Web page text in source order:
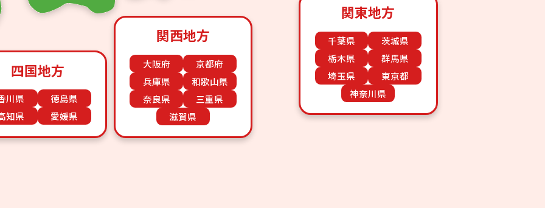
関東地方
千葉県
茨城県
栃木県
群馬県
埼玉県
東京都
神奈川県
関西地方
大阪府
京都府
兵庫県
和歌山県
奈良県
三重県
滋賀県
四国地方
川県
徳島県
知県
愛媛県